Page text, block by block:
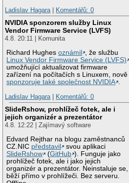
Ladislav Hagara
Komentářů: 0
NVIDIA sponzorem služby Linux
Vendor Firmware Service (LVFS)
4.8. 20:11 | Komunita
Richard Hughesoznámil
, že službu
Linux Vendor Firmware Service (LVFS)
umožňující aktualizovat firmware
zařízení na počítačích s Linuxem, nově
sponzoruje také společnost NVIDIA .
Ladislav Hagara | Komentářů: 0
SlideRshow, prohlížeč fotek, ale i
jejich organizér a prezentátor
4.8. 12:22 | Zajímavý software
Edvard Rejthar na blogu zaměstnanců
CZ.NIC představil
svou aplikaci
SlideRshow
(GitHub ). Funguje jako
prohlížeč fotek, ale i jako jejich
organizér a prezentátor. Neinstaluje se,
běží přímo v prohlížeči. Bez serveru.